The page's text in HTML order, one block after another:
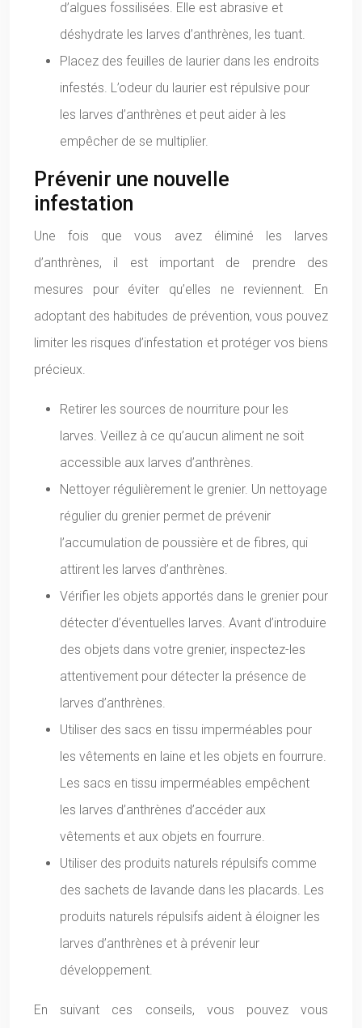
d’algues fossilisées. Elle est abrasive et
déshydrate les larves d’anthrènes, les tuant.
Placez des feuilles de laurier dans les endroits
infestés. L’odeur du laurier est répulsive pour
les larves d’anthrènes et peut aider à les
empêcher de se multiplier.
Prévenir une nouvelle
infestation
Une fois que vous avez éliminé les larves
d’anthrènes, il est important de prendre des
mesures pour éviter qu’elles ne reviennent. En
adoptant des habitudes de prévention, vous pouvez
limiter les risques d’infestation et protéger vos biens
précieux.
Retirer les sources de nourriture pour les
larves. Veillez à ce qu’aucun aliment ne soit
accessible aux larves d’anthrènes.
Nettoyer régulièrement le grenier. Un nettoyage
régulier du grenier permet de prévenir
l’accumulation de poussière et de fibres, qui
attirent les larves d’anthrènes.
Vérifier les objets apportés dans le grenier pour
détecter d’éventuelles larves. Avant d’introduire
des objets dans votre grenier, inspectez-les
attentivement pour détecter la présence de
larves d’anthrènes.
Utiliser des sacs en tissu imperméables pour
les vêtements en laine et les objets en fourrure.
Les sacs en tissu imperméables empêchent
les larves d’anthrènes d’accéder aux
vêtements et aux objets en fourrure.
Utiliser des produits naturels répulsifs comme
des sachets de lavande dans les placards. Les
produits naturels répulsifs aident à éloigner les
larves d’anthrènes et à prévenir leur
développement.
En suivant ces conseils, vous pouvez vous